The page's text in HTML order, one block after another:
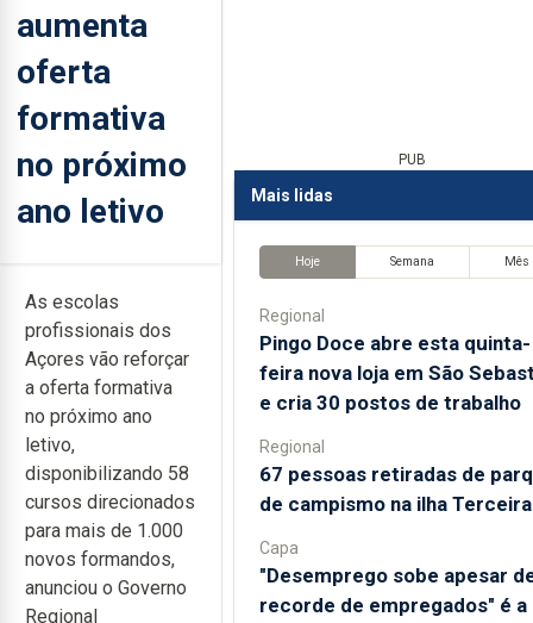
aumenta
oferta
formativa
no próximo
ano letivo
As escolas
profissionais dos
Açores vão reforçar
a oferta formativa
no próximo ano
letivo,
disponibilizando 58
cursos direcionados
para mais de 1.000
novos formandos,
anunciou o Governo
Regional
PUB
Mais lidas
Hoje Semana Mês
Regional
Pingo Doce abre esta quinta-
feira nova loja em São
e cria 30 postos de trabalho
Regional
67 pessoas retiradas de
de campismo na ilha Terceira
Capa
"Desemprego sobe apesar
recorde de empregados" é a